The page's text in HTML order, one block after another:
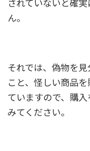
ん。
それでは、偽物を
こと、怪しい商品
ていますので、購
みてください。